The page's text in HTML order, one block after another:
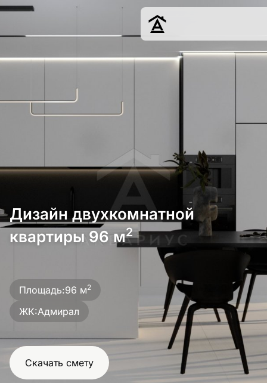
Дизайн
г. Краснодар
8 (861) 945-12-
34
Обсудить
проект
Дизайн двухкомнатной
квартиры 96 м2
Площадь:96 м2
ЖК:Адмирал
Скачать смету